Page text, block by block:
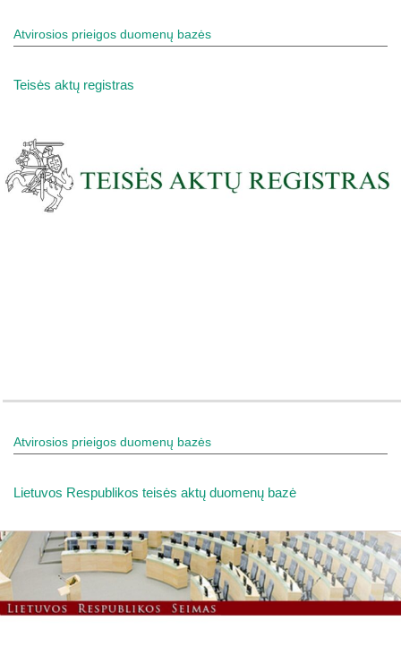
Atvirosios prieigos duomenų bazės
Teisės aktų registras
Atvirosios prieigos duomenų bazės
Lietuvos Respublikos teisės aktų duomenų bazė